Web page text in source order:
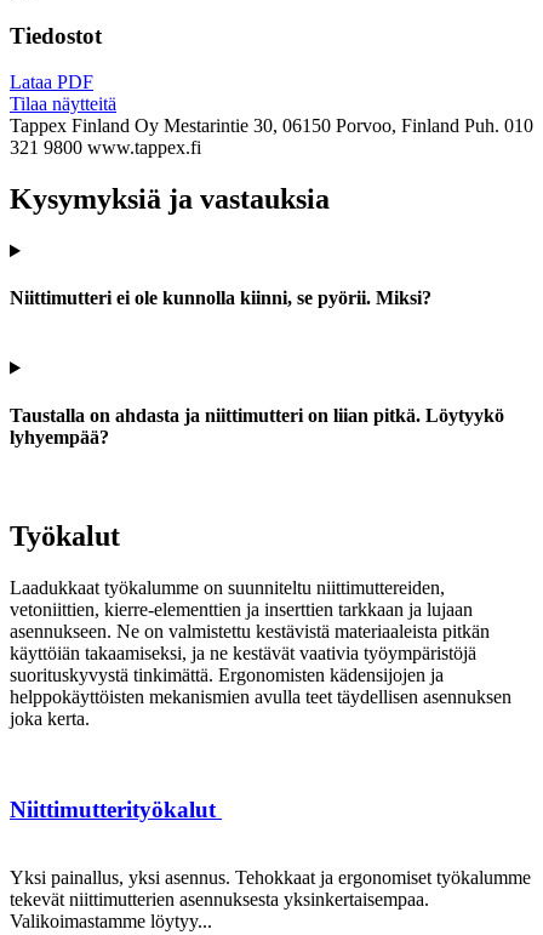
Tiedostot
Lataa PDF
Tilaa näytteitä
Tappex Finland Oy Mestarintie 30, 06150 Porvoo, Finland Puh. 010
321 9800 www.tappex.fi
Kysymyksiä ja vastauksia
Niittimutteri ei ole kunnolla kiinni, se pyörii. Miksi?
Taustalla on ahdasta ja niittimutteri on liian pitkä. Löytyykö
lyhyempää?
Työkalut
Laadukkaat työkalumme on suunniteltu niittimuttereiden,
vetoniittien, kierre-elementtien ja inserttien tarkkaan ja lujaan
asennukseen. Ne on valmistettu kestävistä materiaaleista pitkän
käyttöiän takaamiseksi, ja ne kestävät vaativia työympäristöjä
suorituskyvystä tinkimättä. Ergonomisten kädensijojen ja
helppokäyttöisten mekanismien avulla teet täydellisen asennuksen
joka kerta.
Niittimutterityökalut
Yksi painallus, yksi asennus. Tehokkaat ja ergonomiset työkalumme
tekevät niittimutterien asennuksesta yksinkertaisempaa.
Valikoimastamme löytyy...